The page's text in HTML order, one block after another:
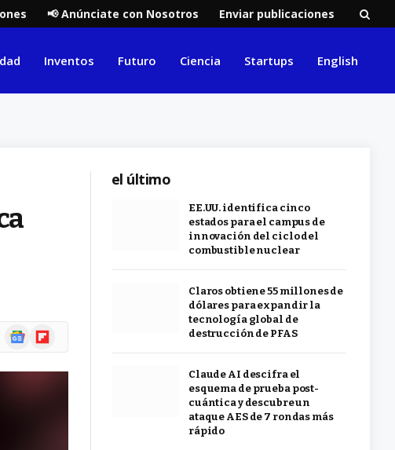
📢 Anúnciate con Nosotros Enviar publicaciones
Inventos Futuro Ciencia Startups English
GoogleFlipboard
el último
EE.UU. identifica cinco
estados para el campus de
innovación del ciclo del
combustible nuclear
Claros obtiene 55 millones de
dólares para expandir la
tecnología global de
destrucción de PFAS
Claude AI descifra el
esquema de prueba post-
cuántica y descubre un
ataque AES de 7 rondas más
rápido